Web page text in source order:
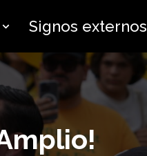
Signos externos